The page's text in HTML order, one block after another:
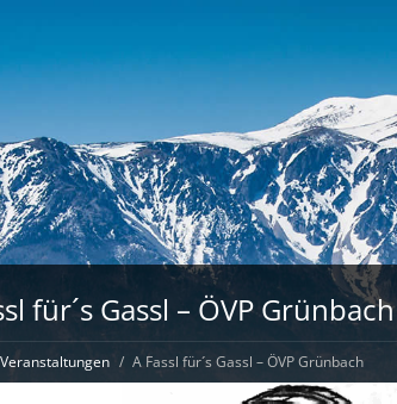
für´s Gassl – ÖVP Grünbach
Veranstaltungen A Fassl für´s Gassl – ÖVP Grünbach